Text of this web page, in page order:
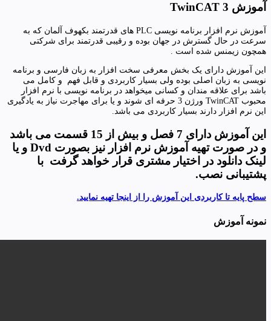
آموزش TwinCAT 3
آموزش نرم افزار برنامه نویسی PLC های قدرتمند بکهوف آلمان که به
سرعت در حال گسترش در جهان بوده و رقیبی قدرتمند برای شرکتی
همچون زیمنس شده است .
این آموزش دارای یک بخش معرفی سخت افزار به زبان فارسی و برنامه
نویسی به زبان اصلی بوده ولی بسیار کاربردی و قابل فهم و کامل می
باشد برای علاقه مندان و کسانی میخواهد در برنامه نویسی با نرم افزار
محبوب TwinCAT ورژن 3 حرفه ای شوند و یا برای مهاجرت نیاز به یادگیری
این نرم افزار دارند بسیار کاربردی می باشد.
این آموزش دارای 7 فصل و بیش از 15 قسمت می باشد
و در صورت تهیه آموزش نرم افزار نیز بصورت Dvd و یا
لینک دانلود در اختیار مشتری قرار خواهد گرفت با
پشتیبانی نصب.
سطح پایه تا کاربردی این آموزش را از اینجا تهیه نمایید.
نمونه آموزش